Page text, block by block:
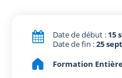
Date de début : 15
Date de fin :25
Formation